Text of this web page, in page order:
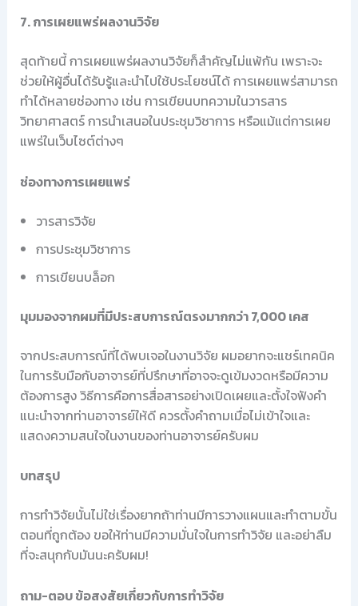
7. การเผยแพร่ผลงานวิจัย
สุดท้ายนี้ การเผยแพร่ผลงานวิจัยก็สำคัญไม่แพ้กัน เพราะจะ
ช่วยให้ผู้อื่นได้รับรู้และนำไปใช้ประโยชน์ได้ การเผยแพร่สามารถ
ทำได้หลายช่องทาง เช่น การเขียนบทความในวารสาร
วิทยาศาสตร์ การนำเสนอในประชุมวิชาการ หรือแม้แต่การเผย
แพร่ในเว็บไซต์ต่างๆ
ช่องทางการเผยแพร่
วารสารวิจัย
การประชุมวิชาการ
การเขียนบล็อก
มุมมองจากผมที่มีประสบการณ์ตรงมากกว่า 7,000 เคส
จากประสบการณ์ที่ได้พบเจอในงานวิจัย ผมอยากจะแชร์เทคนิค
ในการรับมือกับอาจารย์ที่ปรึกษาที่อาจจะดูเข้มงวดหรือมีความ
ต้องการสูง วิธีการคือการสื่อสารอย่างเปิดเผยและตั้งใจฟังคำ
แนะนำจากท่านอาจารย์ให้ดี ควรตั้งคำถามเมื่อไม่เข้าใจและ
แสดงความสนใจในงานของท่านอาจารย์ครับผม
บทสรุป
การทำวิจัยนั้นไม่ใช่เรื่องยากถ้าท่านมีการวางแผนและทำตามขั้น
ตอนที่ถูกต้อง ขอให้ท่านมีความมั่นใจในการทำวิจัย และอย่าลืม
ที่จะสนุกกับมันนะครับผม!
ถาม-ตอบ ข้อสงสัยเกี่ยวกับการทำวิจัย